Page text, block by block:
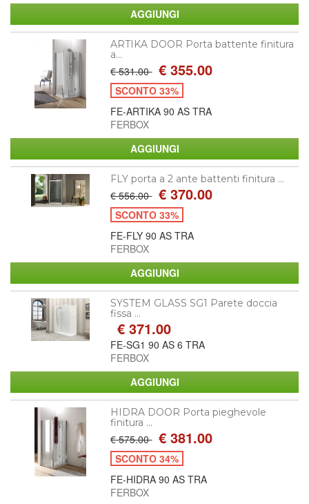
ARTIKA DOOR Porta battente finitura
a...
€ 531.00 € 355.00
SCONTO 33%
FE-ARTIKA 90 AS TRA
FERBOX
FLY porta a 2 ante battenti finitura ...
€ 556.00 € 370.00
SCONTO 33%
FE-FLY 90 AS TRA
FERBOX
SYSTEM GLASS SG1 Parete doccia
fissa ...
€ 371.00
FE-SG1 90 AS 6 TRA
FERBOX
HIDRA DOOR Porta pieghevole
finitura ...
€ 575.00 € 381.00
SCONTO 34%
FE-HIDRA 90 AS TRA
FERBOX